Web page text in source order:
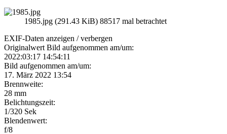
1985.jpg (291.43 KiB) 88517 mal betrachtet
EXIF-Daten anzeigen / verbergen
Originalwert Bild aufgenommen am/um:
2022:03:17 14:54:11
Bild aufgenommen am/um:
17. März 2022 13:54
Brennweite:
28 mm
Belichtungszeit:
1/320 Sek
Blendenwert:
f/8